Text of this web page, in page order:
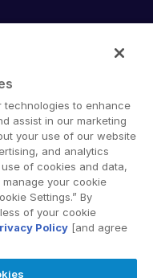
software and
that enable
corporate
secure platform
file-sharing,
data room (VDR)
technologies to enhance
assist in our marketing
your use of our website
and analytics
of cookies and data,
manage your cookie
Settings.” By
of your cookie
Policy [and agree